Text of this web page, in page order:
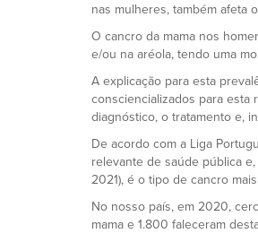
nas mulheres, também afeta
O cancro da mama nos
e/ou na aréola, tendo uma
A explicação para esta
consciencializados para esta
diagnóstico, o tratamento e,
De acordo com a Liga
relevante de saúde pública
2021), é o tipo de cancro
No nosso país, em 2020,
mama e 1.800 faleceram